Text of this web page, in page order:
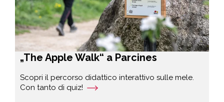
„The Apple Walk“ a Parcines
Scopri il percorso didattico interattivo sulle mele.
Con tanto di quiz!